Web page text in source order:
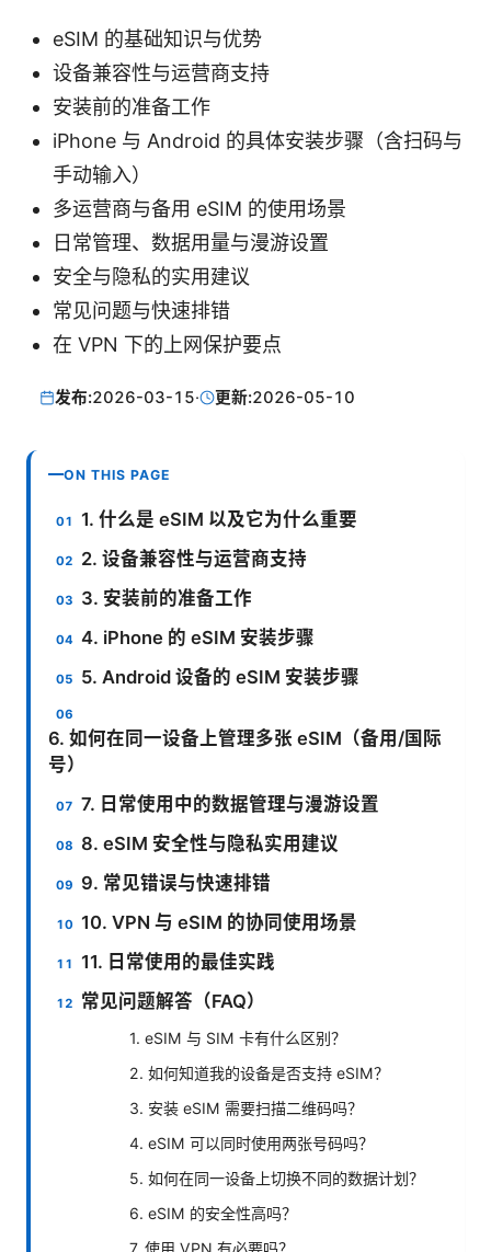
eSIM 的基础知识与优势
设备兼容性与运营商支持
安装前的准备工作
iPhone 与 Android 的具体安装步骤（含扫码与
手动输入）
多运营商与备用 eSIM 的使用场景
日常管理、数据用量与漫游设置
安全与隐私的实用建议
常见问题与快速排错
在 VPN 下的上网保护要点
发布:2026-03-15· 更新:2026-05-10
ON THIS PAGE
1. 什么是 eSIM 以及它为什么重要
2. 设备兼容性与运营商支持
3. 安装前的准备工作
4. iPhone 的 eSIM 安装步骤
5. Android 设备的 eSIM 安装步骤
6. 如何在同一设备上管理多张 eSIM（备用/国际
号）
7. 日常使用中的数据管理与漫游设置
8. eSIM 安全性与隐私实用建议
9. 常见错误与快速排错
10. VPN 与 eSIM 的协同使用场景
11. 日常使用的最佳实践
常见问题解答（FAQ）
1. eSIM 与 SIM 卡有什么区别？
2. 如何知道我的设备是否支持 eSIM？
3. 安装 eSIM 需要扫描二维码吗？
4. eSIM 可以同时使用两张号码吗？
5. 如何在同一设备上切换不同的数据计划？
6. eSIM 的安全性高吗？
7. 使用 VPN 有必要吗？